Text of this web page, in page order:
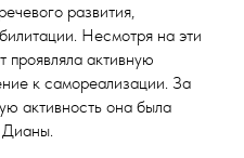
развития,
Несмотря на эти
проявляла активную
к самореализации. За
активность она была